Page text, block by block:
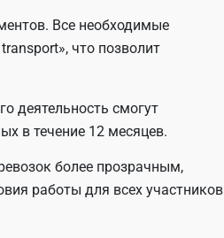
Все необходимые
что позволит
деятельность смогут
в течение 12 месяцев.
более прозрачным,
работы для всех участников